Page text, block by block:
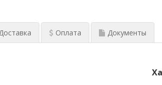
Оплата Документы